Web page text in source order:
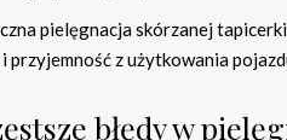
pielęgnacja skórzanej
przyjemność z użytkowania
błędy w